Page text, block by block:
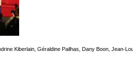
Kiberlain, Géraldine Pailhas, Dany Boon, Jean-